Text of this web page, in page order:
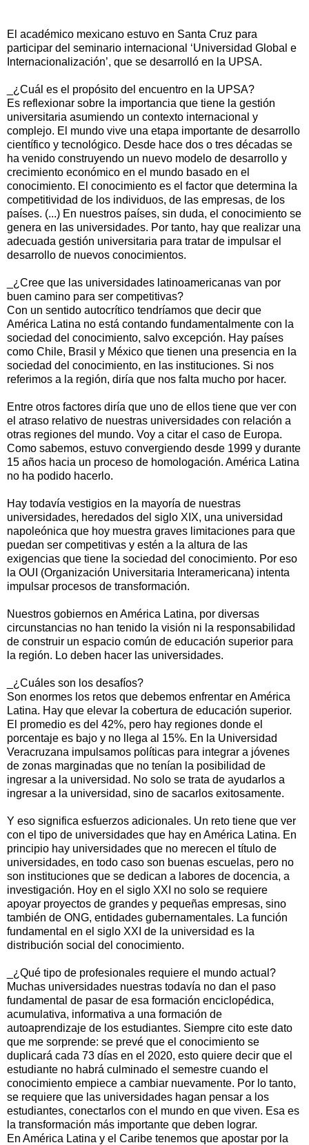
El académico mexicano estuvo en Santa Cruz para
participar del seminario internacional ‘Universidad Global e
Internacionalización’, que se desarrolló en la UPSA.
_¿Cuál es el propósito del encuentro en la UPSA?
Es reflexionar sobre la importancia que tiene la gestión
universitaria asumiendo un contexto internacional y
complejo. El mundo vive una etapa importante de desarrollo
científico y tecnológico. Desde hace dos o tres décadas se
ha venido construyendo un nuevo modelo de desarrollo y
crecimiento económico en el mundo basado en el
conocimiento. El conocimiento es el factor que determina la
competitividad de los individuos, de las empresas, de los
países. (...) En nuestros países, sin duda, el conocimiento se
genera en las universidades. Por tanto, hay que realizar una
adecuada gestión universitaria para tratar de impulsar el
desarrollo de nuevos conocimientos.
_¿Cree que las universidades latinoamericanas van por
buen camino para ser competitivas?
Con un sentido autocrítico tendríamos que decir que
América Latina no está contando fundamentalmente con la
sociedad del conocimiento, salvo excepción. Hay países
como Chile, Brasil y México que tienen una presencia en la
sociedad del conocimiento, en las instituciones. Si nos
referimos a la región, diría que nos falta mucho por hacer.
Entre otros factores diría que uno de ellos tiene que ver con
el atraso relativo de nuestras universidades con relación a
otras regiones del mundo. Voy a citar el caso de Europa.
Como sabemos, estuvo convergiendo desde 1999 y durante
15 años hacia un proceso de homologación. América Latina
no ha podido hacerlo.
Hay todavía vestigios en la mayoría de nuestras
universidades, heredados del siglo XIX, una universidad
napoleónica que hoy muestra graves limitaciones para que
puedan ser competitivas y estén a la altura de las
exigencias que tiene la sociedad del conocimiento. Por eso
la OUI (Organización Universitaria Interamericana) intenta
impulsar procesos de transformación.
Nuestros gobiernos en América Latina, por diversas
circunstancias no han tenido la visión ni la responsabilidad
de construir un espacio común de educación superior para
la región. Lo deben hacer las universidades.
_¿Cuáles son los desafíos?
Son enormes los retos que debemos enfrentar en América
Latina. Hay que elevar la cobertura de educación superior.
El promedio es del 42%, pero hay regiones donde el
porcentaje es bajo y no llega al 15%. En la Universidad
Veracruzana impulsamos políticas para integrar a jóvenes
de zonas marginadas que no tenían la posibilidad de
ingresar a la universidad. No solo se trata de ayudarlos a
ingresar a la universidad, sino de sacarlos exitosamente.
Y eso significa esfuerzos adicionales. Un reto tiene que ver
con el tipo de universidades que hay en América Latina. En
principio hay universidades que no merecen el título de
universidades, en todo caso son buenas escuelas, pero no
son instituciones que se dedican a labores de docencia, a
investigación. Hoy en el siglo XXI no solo se requiere
apoyar proyectos de grandes y pequeñas empresas, sino
también de ONG, entidades gubernamentales. La función
fundamental en el siglo XXI de la universidad es la
distribución social del conocimiento.
_¿Qué tipo de profesionales requiere el mundo actual?
Muchas universidades nuestras todavía no dan el paso
fundamental de pasar de esa formación enciclopédica,
acumulativa, informativa a una formación de
autoaprendizaje de los estudiantes. Siempre cito este dato
que me sorprende: se prevé que el conocimiento se
duplicará cada 73 días en el 2020, esto quiere decir que el
estudiante no habrá culminado el semestre cuando el
conocimiento empiece a cambiar nuevamente. Por lo tanto,
se requiere que las universidades hagan pensar a los
estudiantes, conectarlos con el mundo en que viven. Esa es
la transformación más importante que deben lograr.
En América Latina y el Caribe tenemos que apostar por la